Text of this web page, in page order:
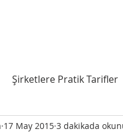
Şirketlere Pratik Tarifler
17 May 2015 3 dakikada